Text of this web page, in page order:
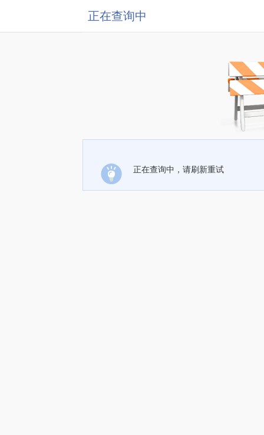
正在查询中
正在查询中，请刷新重试